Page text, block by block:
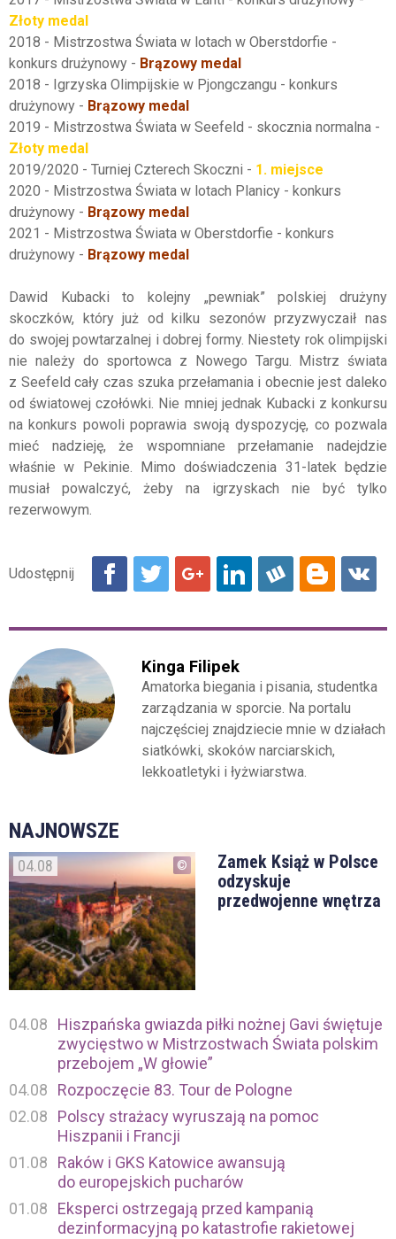
Złoty medal
2018 - Mistrzostwa Świata w lotach w Oberstdorfie -
konkurs drużynowy - Brązowy medal
2018 - Igrzyska Olimpijskie w Pjongczangu - konkurs
drużynowy - Brązowy medal
2019 - Mistrzostwa Świata w Seefeld - skocznia normalna -
Złoty medal
2019/2020 - Turniej Czterech Skoczni - 1. miejsce
2020 - Mistrzostwa Świata w lotach Planicy - konkurs
drużynowy - Brązowy medal
2021 - Mistrzostwa Świata w Oberstdorfie - konkurs
drużynowy - Brązowy medal
Dawid Kubacki to kolejny „pewniak” polskiej drużyny
skoczków, który już od kilku sezonów przyzwyczaił nas
do swojej powtarzalnej i dobrej formy. Niestety rok olimpijski
nie należy do sportowca z Nowego Targu. Mistrz świata
z Seefeld cały czas szuka przełamania i obecnie jest daleko
od światowej czołówki. Nie mniej jednak Kubacki z konkursu
na konkurs powoli poprawia swoją dyspozycję, co pozwala
mieć nadzieję, że wspomniane przełamanie nadejdzie
właśnie w Pekinie. Mimo doświadczenia 31-latek będzie
musiał powalczyć, żeby na igrzyskach nie być tylko
rezerwowym.
Kinga Filipek
Amatorka biegania i pisania, studentka
zarządzania w sporcie. Na portalu
najczęściej znajdziecie mnie w działach
siatkówki, skoków narciarskich,
lekkoatletyki i łyżwiarstwa.
NAJNOWSZE
04.08
Zamek Książ w Polsce
odzyskuje
przedwojenne wnętrza
04.08
Hiszpańska gwiazda piłki nożnej Gavi świętuje
zwycięstwo w Mistrzostwach Świata polskim
przebojem „W głowie”
04.08
Rozpoczęcie 83. Tour de Pologne
02.08
Polscy strażacy wyruszają na pomoc
Hiszpanii i Francji
01.08
Raków i GKS Katowice awansują
do europejskich pucharów
01.08
Eksperci ostrzegają przed kampanią
dezinformacyjną po katastrofie rakietowej